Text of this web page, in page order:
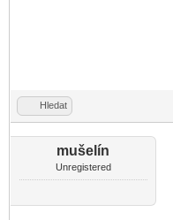
Hledat
mušelín
Unregistered